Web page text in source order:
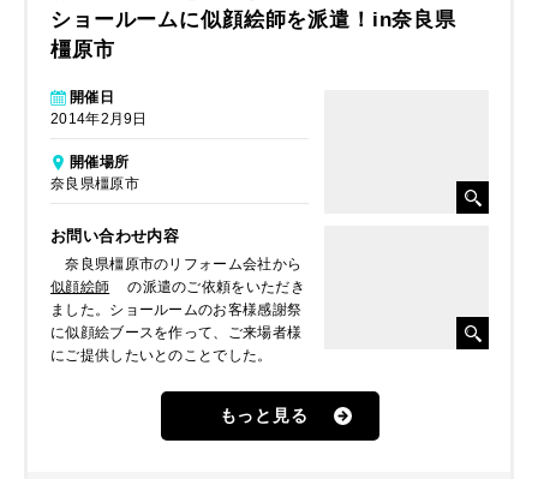
ショールームに似顔絵師を派遣！in奈良県
橿原市
開催日
2014年2月9日
開催場所
奈良県橿原市
お問い合わせ内容
奈良県橿原市のリフォーム会社から
似顔絵師
の派遣のご依頼をいただき
ました。ショールームのお客様感謝祭
に似顔絵ブースを作って、ご来場者様
にご提供したいとのことでした。
もっと見る